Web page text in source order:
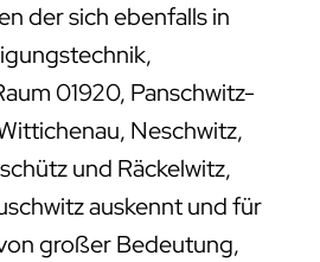
der sich ebenfalls in
01920, Panschwitz-
Neschwitz,
und Räckelwitz,
auskennt und für
großer Bedeutung,